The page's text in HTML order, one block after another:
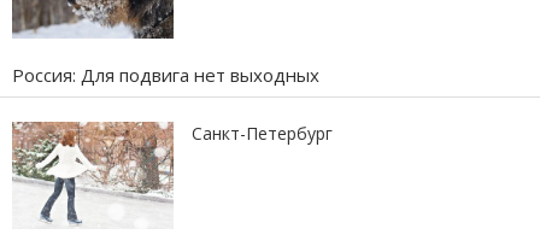
Россия: Для подвига нет выходных
Санкт-Петербург